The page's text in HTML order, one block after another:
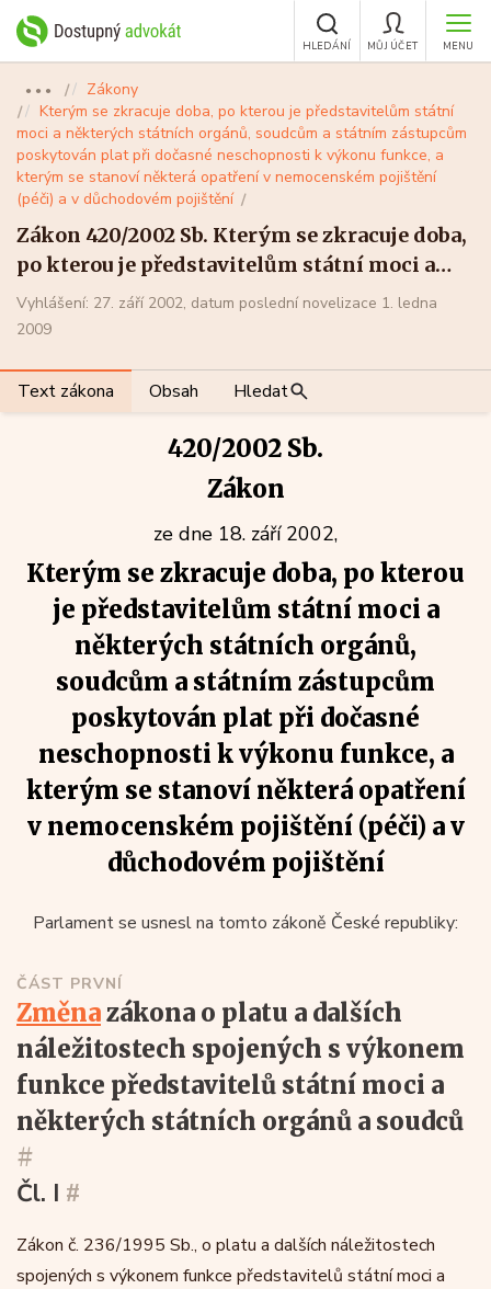
MENU
MŮJ ÚČET
HLEDÁNÍ
●●●
Zákony
Kterým se zkracuje doba, po kterou je představitelům státní
moci a některých státních orgánů, soudcům a státním zástupcům
poskytován plat při dočasné neschopnosti k výkonu funkce, a
kterým se stanoví některá opatření v nemocenském pojištění
(péči) a v důchodovém pojištění
Zákon 420/2002 Sb. Kterým se zkracuje doba,
po kterou je představitelům státní moci a
některých státních orgánů, soudcům a
státním zástupcům poskytován plat při
kterým se stanoví některá opatření v
nemocenském pojištění (péči) a v
důchodovém pojištění
Vyhlášení: 27. září 2002, datum poslední novelizace 1. ledna
2009
Text zákona Obsah Hledat
420/2002 Sb.
Zákon
ze dne 18. září 2002,
Kterým se zkracuje doba, po kterou
je představitelům státní moci a
některých státních orgánů,
soudcům a státním zástupcům
poskytován plat při dočasné
neschopnosti k výkonu funkce, a
kterým se stanoví některá opatření
v nemocenském pojištění (péči) a v
důchodovém pojištění
Parlament se usnesl na tomto zákoně České republiky:
ČÁST PRVNÍ
změnazákona o platu a dalších
náležitostech spojených s výkonem
funkce představitelů státní moci a
některých státních orgánů a soudců
#
Čl. I #
Zákon č. 236/1995 Sb., o platu a dalších náležitostech
spojených s výkonem funkce představitelů státní moci a